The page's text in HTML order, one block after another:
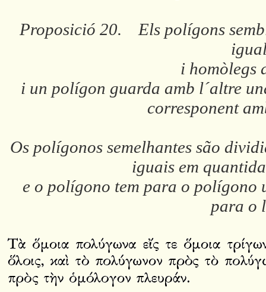
Proposició 20. Els polígons
i homòlegs
i un polígon guarda amb l´altre
corresponent
Os polígonos semelhantes são
iguais em
e o polígono tem para o polígono
para o